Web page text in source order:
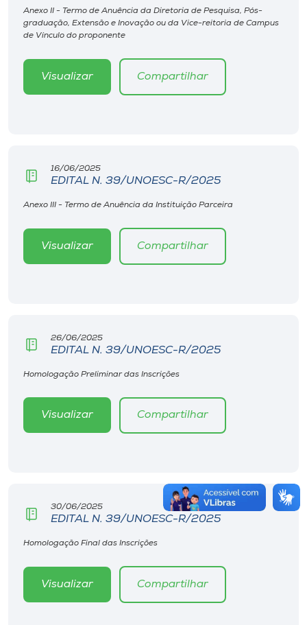
Anexo II - Termo de Anuência da Diretoria de Pesquisa, Pós-
graduação, Extensão e Inovação ou da Vice-reitoria de Campus
de Vínculo do proponente
Visualizar Compartilhar
16/06/2025
EDITAL N. 39/UNOESC-R/2025
Anexo III - Termo de Anuência da Instituição Parceira
Visualizar Compartilhar
26/06/2025
EDITAL N. 39/UNOESC-R/2025
Homologação Preliminar das Inscrições
Visualizar Compartilhar
30/06/2025
EDITAL N. 39/UNOESC-R/2025
Homologação Final das Inscrições
Visualizar Compartilhar